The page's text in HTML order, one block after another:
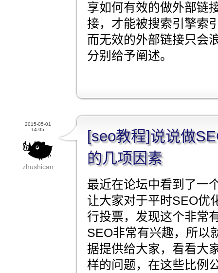
享如何有效的做外部链
接，才能被搜索引擎索
而无效的外部链接只会
分别给予阐述。
2015-05-01
14:05
zhushican
[seo教程]说说做
的几项因素
最近在论坛中看到了一
让大家对于平时SEO优
行投票，发现这个非常
SEO非常有兴趣，所以
据提供给大家，看看大
样的问题，在这些比例